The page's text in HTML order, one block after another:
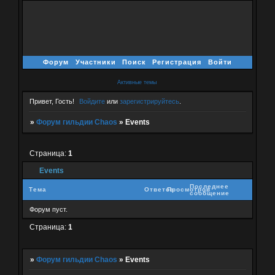
Форум Участники Поиск Регистрация Войти
Активные темы
Привет, Гость! Войдите илизарегистрируйтесь
» Форум гильдии Chaos » Events
Events
Страница: 1
Тема ОтветовПросмотров
Последнее
сообщение
Форум пуст.
Страница: 1
» Форум гильдии Chaos » Events